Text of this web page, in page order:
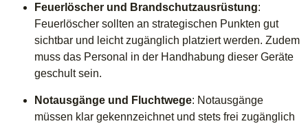
Feuerlöscher und Brandschutzausrüstung:
Feuerlöscher sollten an strategischen Punkten gut
sichtbar und leicht zugänglich platziert werden. Zudem
muss das Personal in der Handhabung dieser Geräte
geschult sein.
Notausgänge und Fluchtwege: Notausgänge
müssen klar gekennzeichnet und stets frei zugänglich